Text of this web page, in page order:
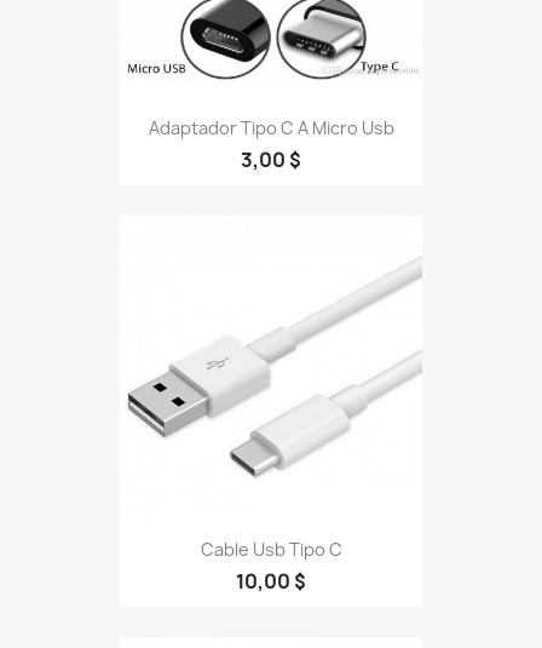
Adaptador Tipo C A Micro Usb
3,00 $
Cable Usb Tipo C
10,00 $